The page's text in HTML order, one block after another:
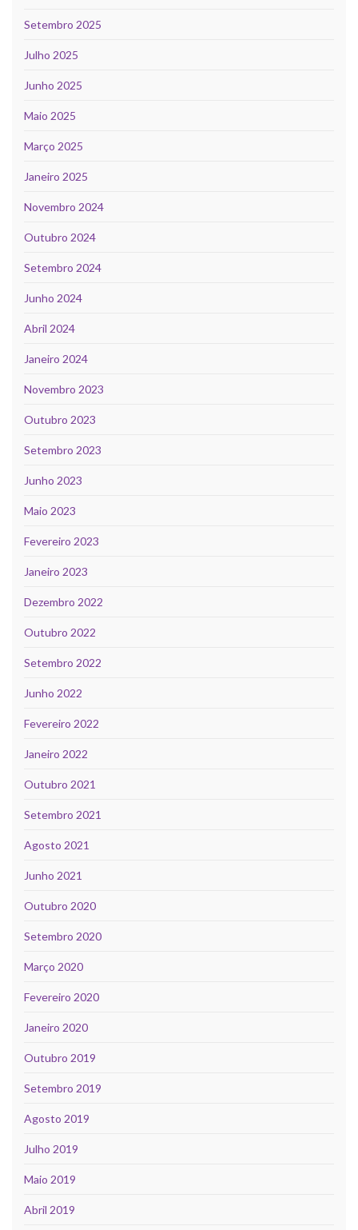
Setembro 2025
Julho 2025
Junho 2025
Maio 2025
Março 2025
Janeiro 2025
Novembro 2024
Outubro 2024
Setembro 2024
Junho 2024
Abril 2024
Janeiro 2024
Novembro 2023
Outubro 2023
Setembro 2023
Junho 2023
Maio 2023
Fevereiro 2023
Janeiro 2023
Dezembro 2022
Outubro 2022
Setembro 2022
Junho 2022
Fevereiro 2022
Janeiro 2022
Outubro 2021
Setembro 2021
Agosto 2021
Junho 2021
Outubro 2020
Setembro 2020
Março 2020
Fevereiro 2020
Janeiro 2020
Outubro 2019
Setembro 2019
Agosto 2019
Julho 2019
Maio 2019
Abril 2019